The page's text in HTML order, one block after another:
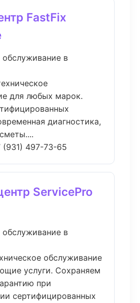
FastFix
обслуживание в
для любых марок.
диагностика,
(931) 497-73-65
ServicePro
обслуживание в
обслуживание
услуги. Сохраняем
при
сертифицированных